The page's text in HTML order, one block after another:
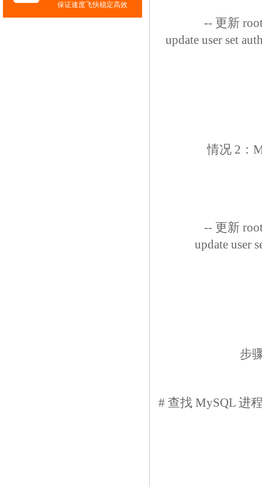
保证速度飞快稳定高效
-- 更新
update user set
情况 2：
-- 更新
update user
步
# 查找 MySQL 进